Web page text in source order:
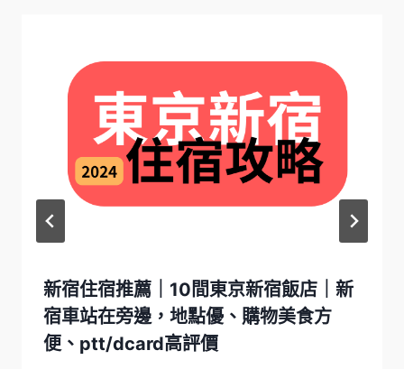
新宿住宿推薦｜10間東京新宿飯店｜新
宿車站在旁邊，地點優、購物美食方
便、ptt/dcard高評價